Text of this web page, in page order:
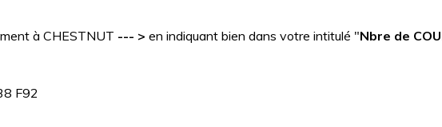
à CHESTNUT --- > en indiquant bien dans votre intitulé "Nbre de
F92